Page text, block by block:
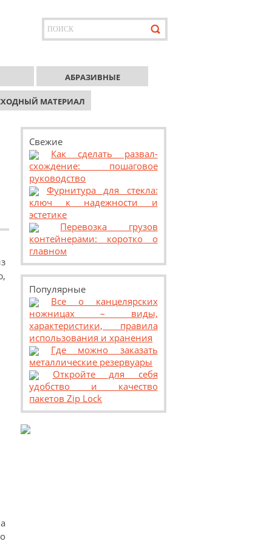
АБРАЗИВНЫЕ
МАТЕРИАЛ
Свежие
Как сделать развал-
схождение: пошаговое
руководство
Фурнитура для стекла:
ключ к надежности и
эстетике
Перевозка грузов
контейнерами: коротко о
главном
Популярные
Все о канцелярских
ножницах – виды,
характеристики, правила
использования и хранения
Где можно заказать
металлические резервуары
Откройте для себя
удобство и качество
пакетов Zip Lock